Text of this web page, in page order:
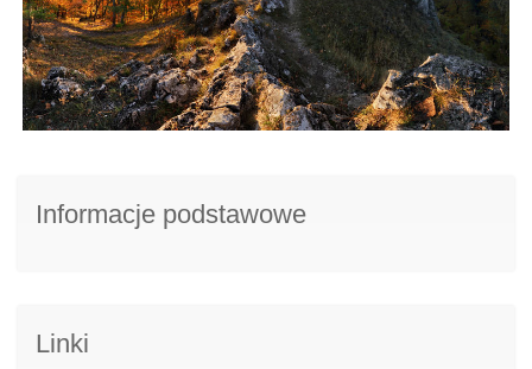
Informacje podstawowe
Linki